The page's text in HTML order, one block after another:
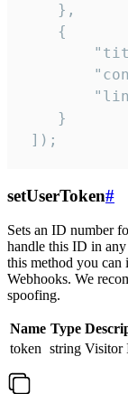
    },
    {
    }
]);
setUserToken#
Sets an ID number
handle this ID in
this method you
Webhooks. We
spoofing.
Name Type
token string Visitor